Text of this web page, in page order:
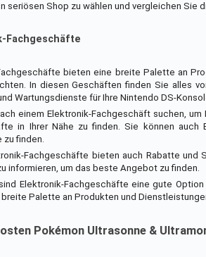
seriösen Shop zu wählen und vergleichen Sie
Fachgeschäfte
bieten eine breite Palette an
In diesen Geschäften finden Sie alles
Wartungsdienste für Ihre Nintendo DS-
einem Elektronik-Fachgeschäft suchen,
in Ihrer Nähe zu finden. Sie können auch
zu finden.
Fachgeschäfte bieten auch Rabatte
informieren, um das beste Angebot zu finden.
Elektronik-Fachgeschäfte eine gute
Palette an Produkten und
Pokémon Ultrasonne &